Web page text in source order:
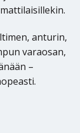
anturin,
varaosan,
–